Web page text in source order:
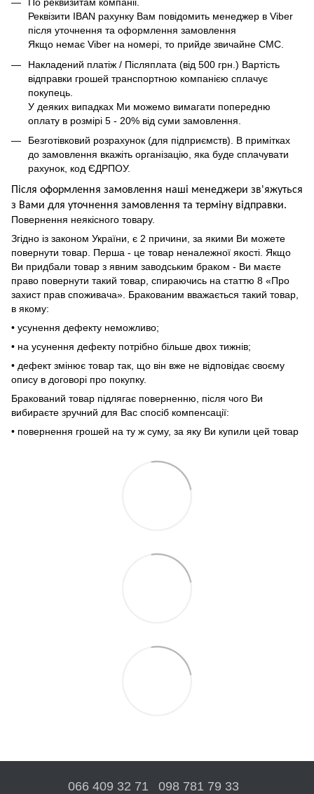
По реквизитам компаніі.
Реквізити IBAN рахунку Вам повідомить менеджер в Viber
після уточнення та оформлення замовлення
Якщо немає Viber на номері, то прийде звичайне СМС.
Накладений платіж / Післяплата (від 500 грн.) Вартість
відправки грошей транспортною компанією сплачує
покупець.
У деяких випадках Ми можемо вимагати попередню
оплату в розмірі 5 - 20% від суми замовлення.
Безготівковий розрахунок (для підприємств). В примітках
до замовлення вкажіть організацію, яка буде сплачувати
рахунок, код ЄДРПОУ.
Після оформлення замовлення наші менеджери зв'яжуться
з Вами для уточнення замовлення та терміну відправки.
Повернення неякісного товару.
Згідно із законом України, є 2 причини, за якими Ви можете
повернути товар. Перша - це товар неналежної якості. Якщо
Ви придбали товар з явним заводським браком - Ви маєте
право повернути такий товар, спираючись на статтю 8 «Про
захист прав споживача». Бракованим вважається такий товар,
в якому:
• усунення дефекту неможливо;
• на усунення дефекту потрібно більше двох тижнів;
• дефект змінює товар так, що він вже не відповідає своєму
опису в договорі про покупку.
Бракований товар підлягає поверненню, після чого Ви
вибираєте зручний для Вас спосіб компенсації:
• повернення грошей на ту ж суму, за яку Ви купили цей товар
066 409 32 71 098 781 79 33